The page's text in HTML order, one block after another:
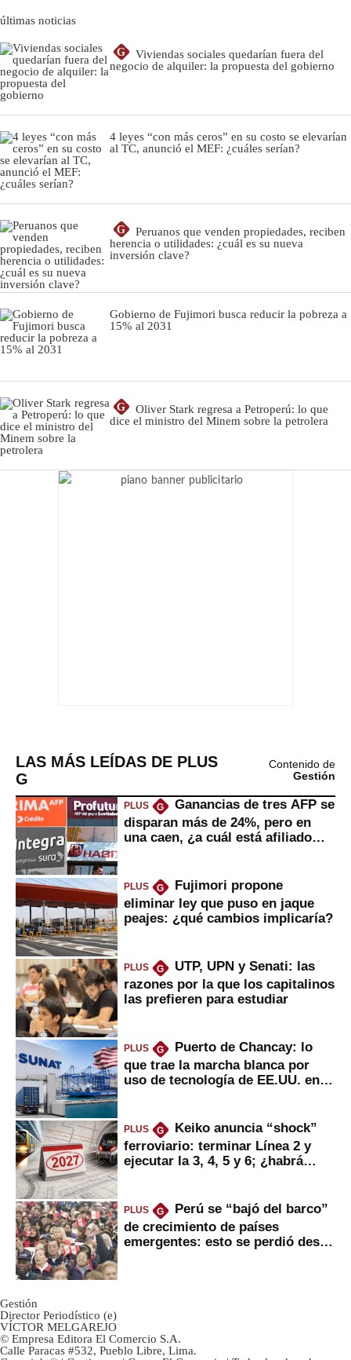
últimas noticias
G
Viviendas sociales quedarían fuera del
negocio de alquiler: la propuesta del gobierno
4 leyes “con más ceros” en su costo se elevarían
al TC, anunció el MEF: ¿cuáles serían?
G
Peruanos que venden propiedades, reciben
herencia o utilidades: ¿cuál es su nueva
inversión clave?
Gobierno de Fujimori busca reducir la pobreza a
15% al 2031
G
Oliver Stark regresa a Petroperú: lo que
dice el ministro del Minem sobre la petrolera
LAS MÁS LEÍDAS DE PLUS
G
Contenido de
Gestión
PLUS G
Ganancias de tres AFP se
disparan más de 24%, pero en
una caen, ¿a cuál está afiliado
PLUS G
Fujimori propone
eliminar ley que puso en jaque
peajes: ¿qué cambios implicaría?
PLUS G
UTP, UPN y Senati: las
razones por la que los capitalinos
las prefieren para estudiar
PLUS G
Puerto de Chancay: lo
que trae la marcha blanca por
uso de tecnología de EE.UU. en
PLUS G
Keiko anuncia “shock”
ferroviario: terminar Línea 2 y
ejecutar la 3, 4, 5 y 6; ¿habrá
PLUS G
Perú se “bajó del barco”
de crecimiento de países
emergentes: esto se perdió desde
Gestión
Director Periodístico (e)
VÍCTOR MELGAREJO
© Empresa Editora El Comercio S.A.
Calle Paracas #532, Pueblo Libre, Lima.